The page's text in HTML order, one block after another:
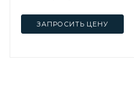
ЗАПРОСИТЬ ЦЕНУ